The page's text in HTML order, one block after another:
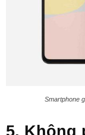
Smartphone